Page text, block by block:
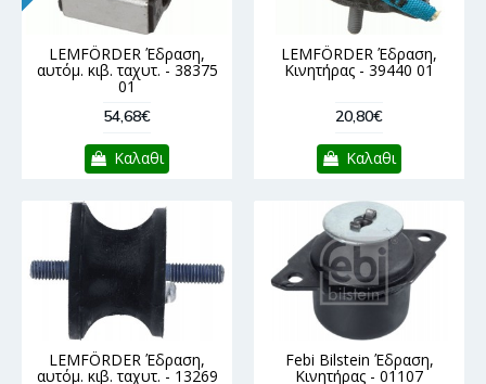
LEMFÖRDER Έδραση,
αυτόμ. κιβ. ταχυτ. - 38375
01
54,68€
Καλαθι
LEMFÖRDER Έδραση,
Κινητήρας - 39440 01
20,80€
Καλαθι
LEMFÖRDER Έδραση,
αυτόμ. κιβ. ταχυτ. - 13269
Febi Bilstein Έδραση,
Κινητήρας - 01107